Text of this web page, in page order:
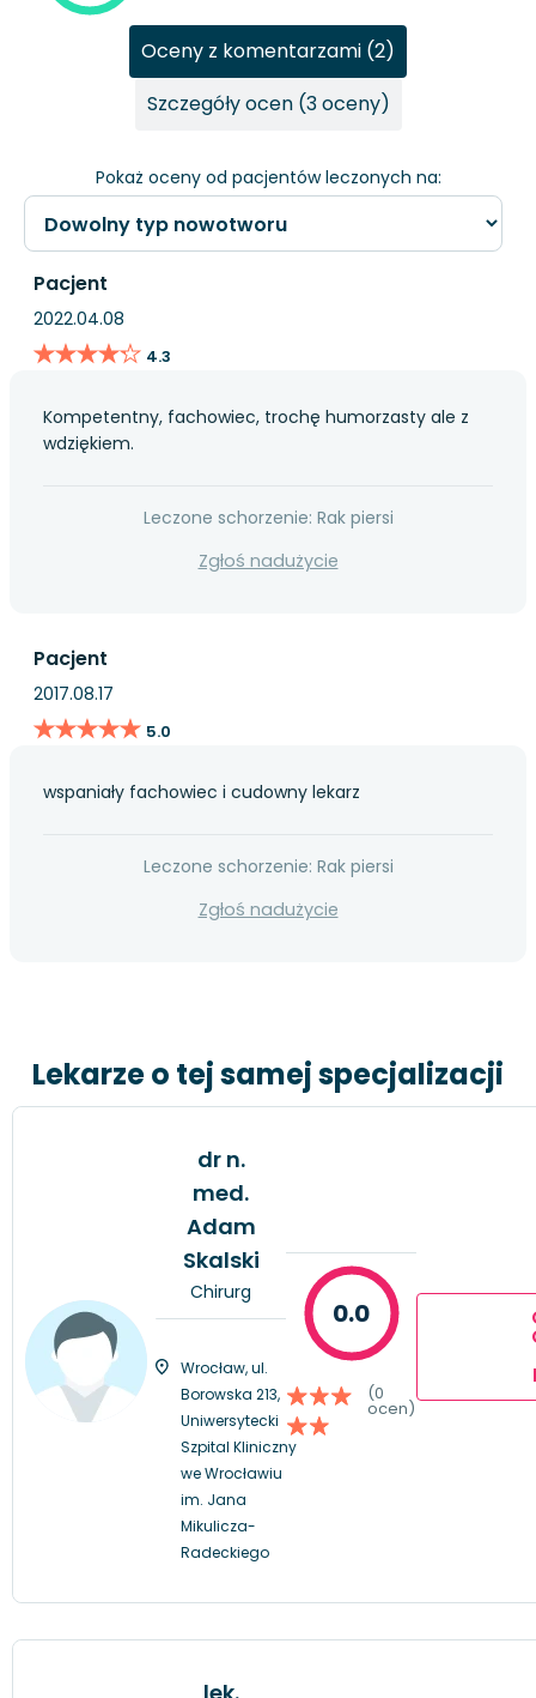
Pokaż oceny od pacjentów leczonych na:
Oceny z komentarzami (2)
Szczegóły ocen (3 oceny)
Pacjent
2022.04.08
★★★★★
★★★★★ 4.3
Kompetentny, fachowiec, trochę humorzasty ale z
wdziękiem.
Leczone schorzenie: Rak piersi
Zgłoś nadużycie
Pacjent
2017.08.17
★★★★★
★★★★★ 5.0
wspaniały fachowiec i cudowny lekarz
Leczone schorzenie: Rak piersi
Zgłoś nadużycie
Lekarze o tej samej specjalizacji
dr n.
med.
Adam
Skalski
Chirurg
Wrocław, ul.
Borowska 213,
Uniwersytecki
Szpital Kliniczny
we Wrocławiu
im. Jana
Mikulicza-
Radeckiego
0.0
(0
ocen)